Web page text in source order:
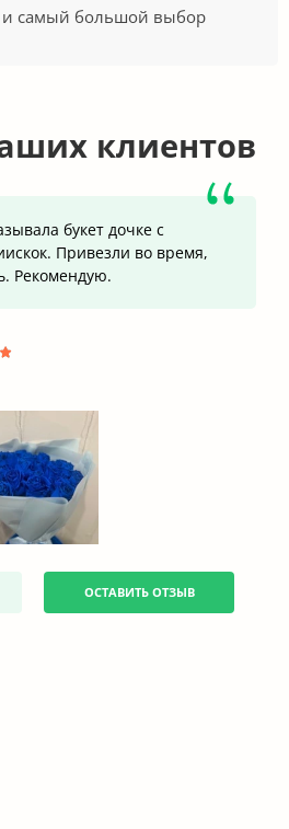
самый большой выбор
клиентов
букет дочке с
Привезли во время,
Рекомендую.
ОСТАВИТЬ ОТЗЫВ